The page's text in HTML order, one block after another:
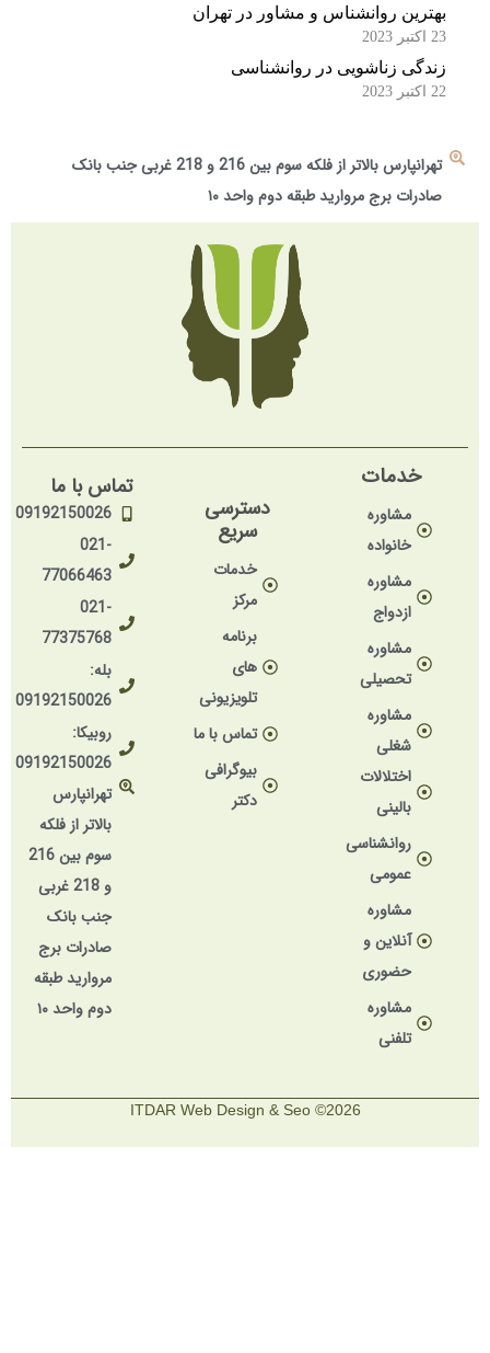
بهترین روانشناس و مشاور در تهران
زندگی زناشویی در روانشناسی
تهرانپارس بالاتر از فلکه سوم بین 216 و 218 غربی جنب بانک
صادرات برج مروارید طبقه دوم واحد ۱۰
خدمات
مشاوره
خانواده
مشاوره
ازدواج
مشاوره
تحصیلی
مشاوره
شغلی
اختلالات
بالینی
روانشناسی
عمومی
مشاوره
آنلاین و
حضوری
مشاوره
تلفنی
دسترسی
سریع
خدمات
مرکز
های
تلویزیونی
تماس با ما
بیوگرافی
دکتر
تماس با ما
09192150026
77066463
77375768
09192150026
روبیکا:
09192150026
تهرانپارس
بالاتر از فلکه
سوم بین 216
و 218 غربی
جنب بانک
صادرات برج
مروارید طبقه
دوم واحد ۱۰